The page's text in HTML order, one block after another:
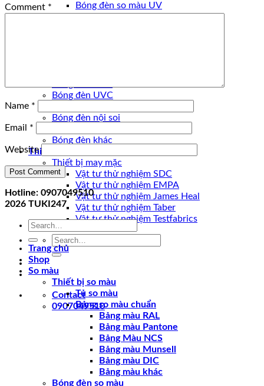
Bóng đèn so màu UV
Bóng đèn so màu U30
Bóng đèn UVC
Bóng đèn nội soi
Bóng đèn khác
Thiết bị
Thiết bị may mặc
Vật tư thử nghiệm SDC
Vật tư thử nghiệm EMPA
Vật tư thử nghiệm James Heal
Vật tư thử nghiệm Taber
Vật tư thử nghiệm Testfabrics
Search
for:
Contact
0907049510
Comment *
Name *
Email *
Website
Hotline: 0907049510
2026 TUKI247
Search
Trang chủ
Shop
So màu
Thiết bị so màu
Tủ so màu
Bảng so màu chuẩn
Bảng màu RAL
Bảng màu Pantone
Bảng Màu NCS
Bảng màu Munsell
Bảng màu DIC
Bảng màu khác
Bóng đèn so màu